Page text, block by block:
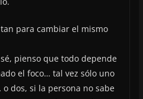
para cambiar el mismo
pienso que todo depende
el foco… tal vez sólo uno
dos, si la persona no sabe